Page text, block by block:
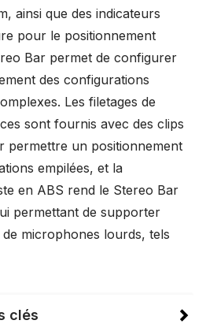
ainsi que des indicateurs
pour le positionnement
Bar permet de configurer
des configurations
Les filetages de
sont fournis avec des clips
permettre un positionnement
empilées, et la
en ABS rend le Stereo Bar
permettant de supporter
microphones lourds, tels
clés